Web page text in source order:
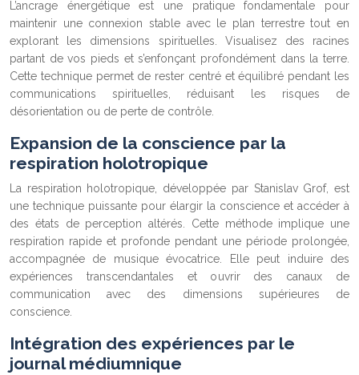
L’ancrage énergétique est une pratique fondamentale pour
maintenir une connexion stable avec le plan terrestre tout en
explorant les dimensions spirituelles. Visualisez des racines
partant de vos pieds et s’enfonçant profondément dans la terre.
Cette technique permet de rester centré et équilibré pendant les
communications spirituelles, réduisant les risques de
désorientation ou de perte de contrôle.
Expansion de la conscience par la
respiration holotropique
La respiration holotropique, développée par Stanislav Grof, est
une technique puissante pour élargir la conscience et accéder à
des états de perception altérés. Cette méthode implique une
respiration rapide et profonde pendant une période prolongée,
accompagnée de musique évocatrice. Elle peut induire des
expériences transcendantales et ouvrir des canaux de
communication avec des dimensions supérieures de
conscience.
Intégration des expériences par le
journal médiumnique